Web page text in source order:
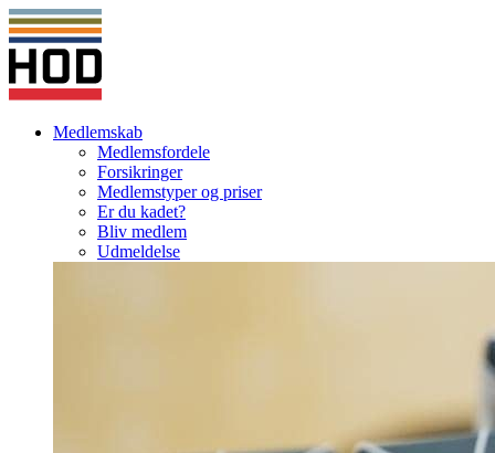
Medlemskab
Medlemsfordele
Forsikringer
Medlemstyper og priser
Er du kadet?
Bliv medlem
Udmeldelse